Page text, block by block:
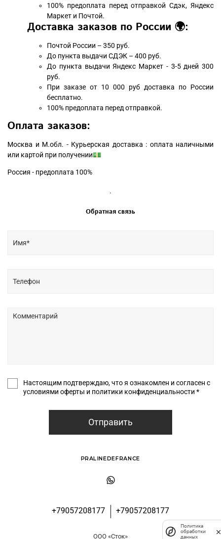
100% предоплата перед отправкой Сдэк, Яндекс
Маркет и Почтой.
Доставка заказов по России 🌍:
Почтой России – 350 руб.
До пункта выдачи СДЭК – 400 руб.
До пункта выдачи Яндекс Маркет - 3-5 дней 300
руб.
При заказе от 10 000 руб доставка по России
бесплатно.
100% предоплата перед отправкой.
Оплата заказов:
Москва и М.обл. - Курьерская доставка : оплата наличными
или картой при получении💵
Россия - предоплата 100%
.
Обратная связь
Настоящим подтверждаю, что я ознакомлен и согласен с
условиями оферты и политики конфиденциальности *
Отправить
+79057208177 +79057208177
PRALINEDEFRANCE
ООО «Сток»
Политика
обработки
данных